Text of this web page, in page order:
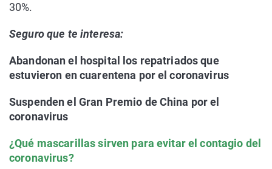
30%.
Seguro que te interesa:
Abandonan el hospital los repatriados que
estuvieron en cuarentena por el coronavirus
Suspenden el Gran Premio de China por el
coronavirus
¿Qué mascarillas sirven para evitar el contagio del
coronavirus?